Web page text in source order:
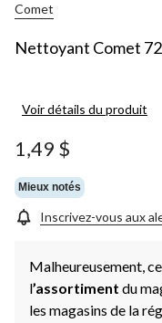
Comet
Nettoyant Comet
Voir détails du produit
1,49 $
Mieux notés
Inscrivez-vous aux
Malheureusement,
l’assortiment du
les magasins de la